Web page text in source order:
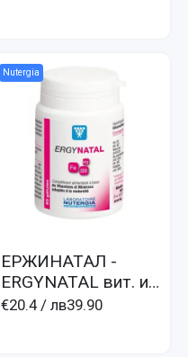
Nutergia
ЕРЖИНАТАЛ -
ERGYNATAL вит. и
микроел. за
€20.4/ лв39.90